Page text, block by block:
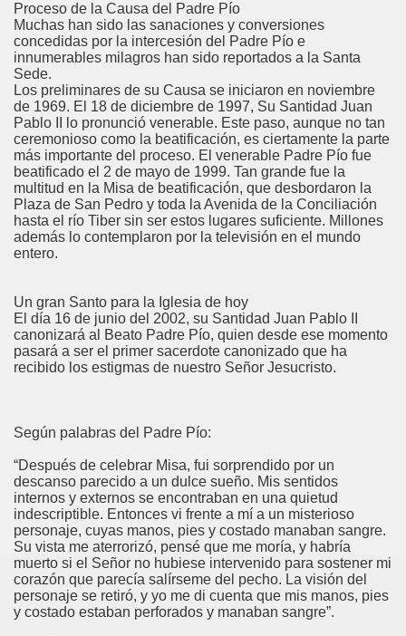
Proceso de la Causa del Padre Pío
Muchas han sido las sanaciones y conversiones
concedidas por la intercesión del Padre Pío e
innumerables milagros han sido reportados a la Santa
Sede.
Los preliminares de su Causa se iniciaron en noviembre
de 1969. El 18 de diciembre de 1997, Su Santidad Juan
Pablo II lo pronunció venerable. Este paso, aunque no tan
ceremonioso como la beatificación, es ciertamente la parte
más importante del proceso. El venerable Padre Pío fue
beatificado el 2 de mayo de 1999. Tan grande fue la
multitud en la Misa de beatificación, que desbordaron la
Plaza de San Pedro y toda la Avenida de la Conciliación
hasta el río Tiber sin ser estos lugares suficiente. Millones
además lo contemplaron por la televisión en el mundo
entero.
Un gran Santo para la Iglesia de hoy
El día 16 de junio del 2002, su Santidad Juan Pablo II
canonizará al Beato Padre Pío, quien desde ese momento
pasará a ser el primer sacerdote canonizado que ha
recibido los estigmas de nuestro Señor Jesucristo.
Según palabras del Padre Pío:
“Después de celebrar Misa, fui sorprendido por un
descanso parecido a un dulce sueño. Mis sentidos
internos y externos se encontraban en una quietud
indescriptible. Entonces vi frente a mí a un misterioso
personaje, cuyas manos, pies y costado manaban sangre.
Su vista me aterrorizó, pensé que me moría, y habría
muerto si el Señor no hubiese intervenido para sostener mi
corazón que parecía salírseme del pecho. La visión del
personaje se retiró, y yo me di cuenta que mis manos, pies
y costado estaban perforados y manaban sangre”.